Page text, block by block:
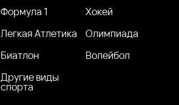
Формула 1
Хокей
Легкая Атлетика
Олимпиада
Биатлон
Волейбол
Другие виды
спорта